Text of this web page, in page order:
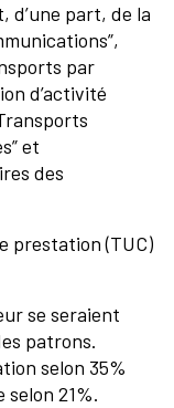
d’une part, de la
par
d’activité
et
des
prestation (TUC)
se seraient
patrons.
selon 35%
selon 21%.